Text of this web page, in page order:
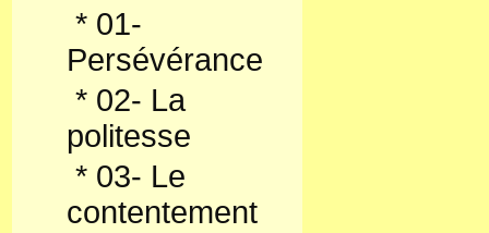
* 01-
Persévérance
* 02- La
politesse
* 03- Le
contentement